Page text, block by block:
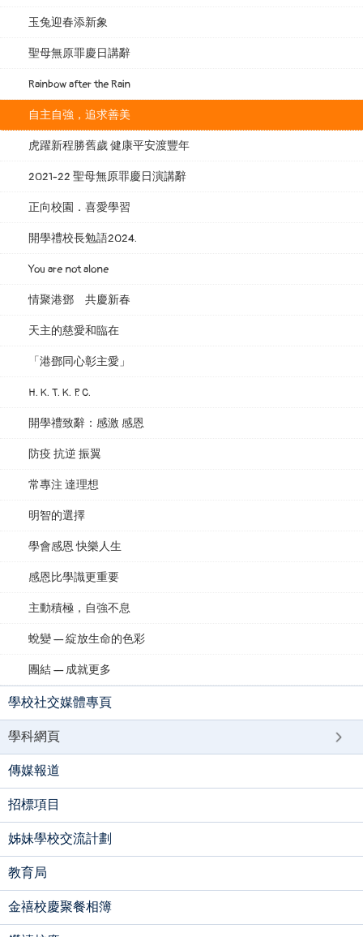
玉兔迎春添新象
聖母無原罪慶日講辭
Rainbow after the Rain
自主自強，追求善美
虎躍新程勝舊歲 健康平安渡豐年
2021-22 聖母無原罪慶日演講辭
正向校園．喜愛學習
開學禮校長勉語2024.
You are not alone
情聚港鄧 共慶新春
天主的慈愛和臨在
「港鄧同心彰主愛」
H. K. T. K. P. C.
開學禮致辭：感激 感恩
防疫 抗逆 振翼
常專注 達理想
明智的選擇
學會感恩 快樂人生
感恩比學識更重要
主動積極，自強不息
蛻變 — 綻放生命的色彩
團結 — 成就更多
學校社交媒體專頁
學科網頁
傳媒報道
招標項目
姊妹學校交流計劃
教育局
金禧校慶聚餐相簿